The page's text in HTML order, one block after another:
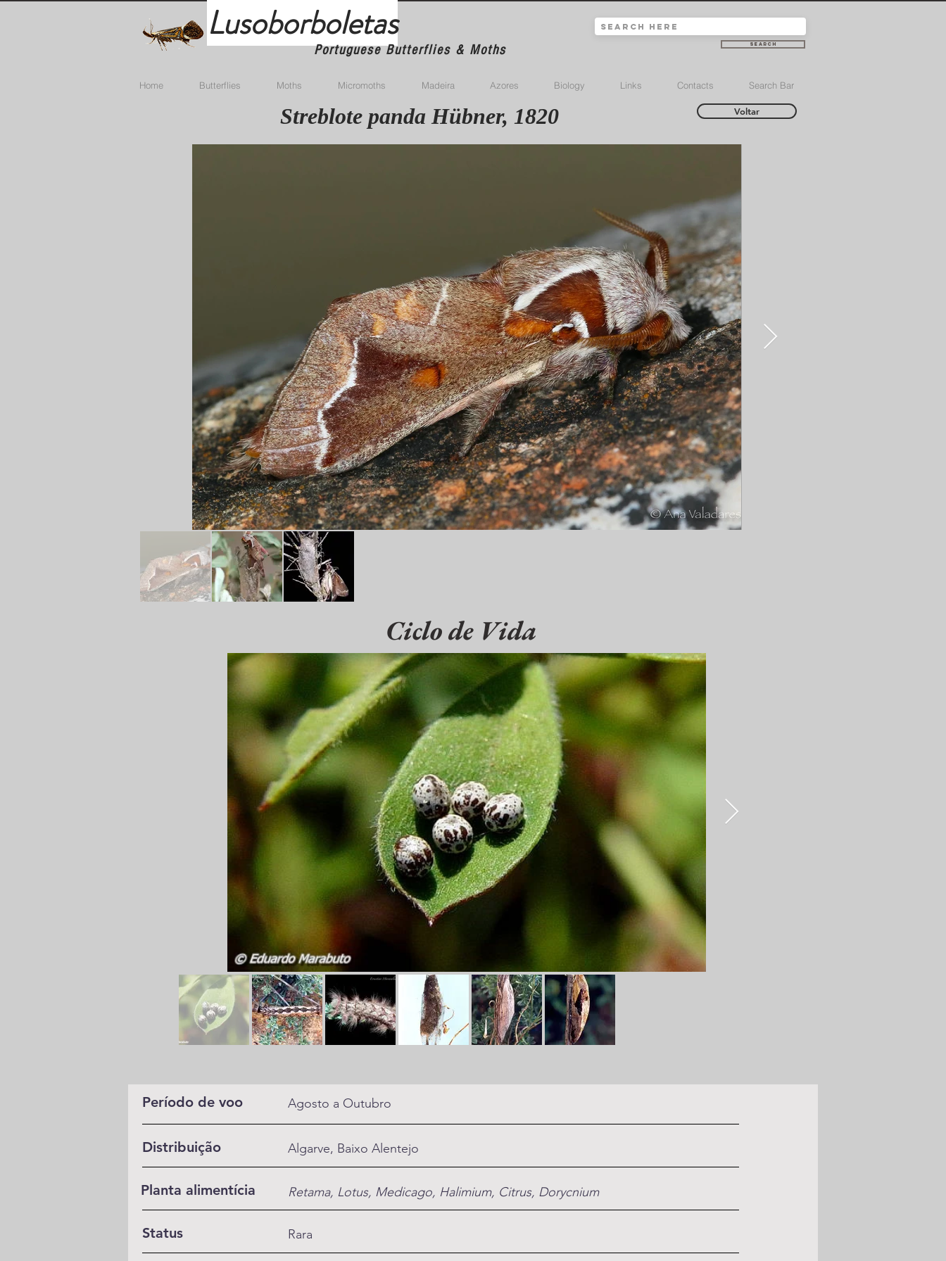
Lusoborboletas
Portuguese Butterflies & Moths Search
Home Butterflies Moths Micromoths Madeira Azores Biology Links Contacts Search Bar
Streblote panda Hübner, 1820 Voltar
Ciclo de Vida
Período de voo Agosto a Outubro
Distribuição Algarve, Baixo Alentejo
Planta alimentícia Retama, Lotus, Medicago, Halimium, Citrus, Dorycnium
Status Rara